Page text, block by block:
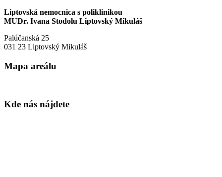
Liptovská nemocnica s poliklinikou
MUDr. Ivana Stodolu Liptovský Mikuláš
Palúčanská 25
031 23 Liptovský Mikuláš
Mapa areálu
Kde nás nájdete